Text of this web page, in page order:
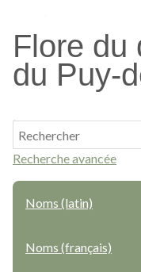
contenu
principal
Flore du
du Puy-
Recherche avancée
Noms (latin)
Noms (français)